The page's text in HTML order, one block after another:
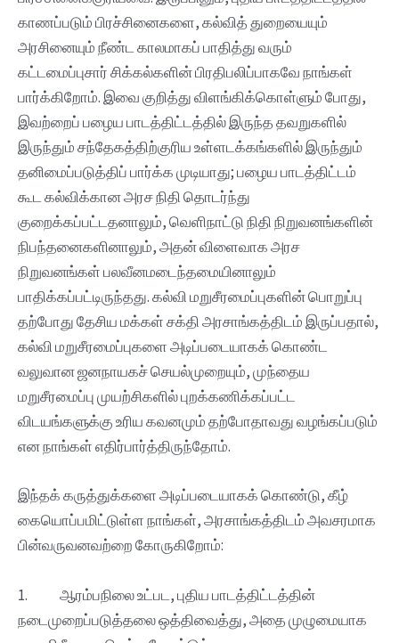
காணப்படும் பிரச்சினைகளை, கல்வித் துறையையும்
அரசினையும் நீண்ட காலமாகப் பாதித்து வரும்
கட்டமைப்புசார் சிக்கல்களின் பிரதிபலிப்பாகவே நாங்கள்
பார்க்கிறோம். இவை குறித்து விளங்கிக்கொள்ளும் போது,
இவற்றைப் பழைய பாடத்திட்டத்தில் இருந்த தவறுகளில்
இருந்தும் சந்தேகத்திற்குரிய உள்ளடக்கங்களில் இருந்தும்
தனிமைப்படுத்திப் பார்க்க முடியாது; பழைய பாடத்திட்டம்
கூட‌ கல்விக்கான அரச நிதி தொடர்ந்து
குறைக்கப்பட்டதனாலும், வெளிநாட்டு நிதி நிறுவனங்களின்
நிபந்தனைகளினாலும், அதன் விளைவாக அரச
நிறுவனங்கள் பலவீனமடைந்தமையினாலும்
பாதிக்கப்பட்டிருந்தது. கல்வி மறுசீரமைப்புகளின் பொறுப்பு
தற்போது தேசிய மக்கள் சக்தி அரசாங்கத்திடம் இருப்பதால்,
கல்வி மறுசீரமைப்புகளை அடிப்படையாகக் கொண்ட
வலுவான ஜனநாயகச் செயல்முறையும், முந்தைய
மறுசீரமைப்பு முயற்சிகளில் புறக்கணிக்கப்பட்ட
விடயங்களுக்கு உரிய கவனமும் தற்போதாவது வழங்கப்படும்
என நாங்கள் எதிர்பார்த்திருந்தோம்.
இந்தக் கருத்துக்களை அடிப்படையாகக் கொண்டு, கீழ்
கையொப்பமிட்டுள்ள நாங்கள், அரசாங்கத்திடம் அவசரமாக
பின்வருவனவற்றை கோருகிறோம்:
1. ஆரம்பநிலை உட்பட, புதிய பாடத்திட்டத்தின்
நடைமுறைப்படுத்தலை ஒத்திவைத்து, அதை முழுமையாக